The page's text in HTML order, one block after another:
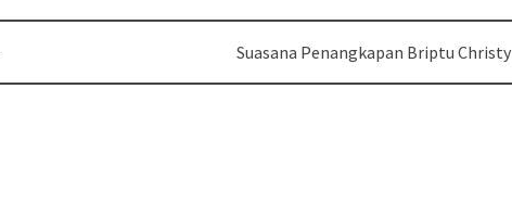
Suasana Penangkapan Briptu Christy